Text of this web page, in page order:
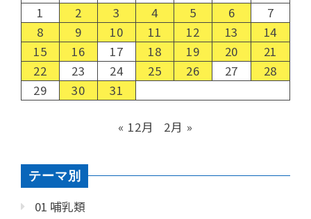
1
2 3 4 5 6
7
8
9 10 11 12 13
14
15
16 17 18 19 20
21
22
23 24 25 26 27
28
29
30 31
« 12月 2月 »
テーマ別
01 哺乳類